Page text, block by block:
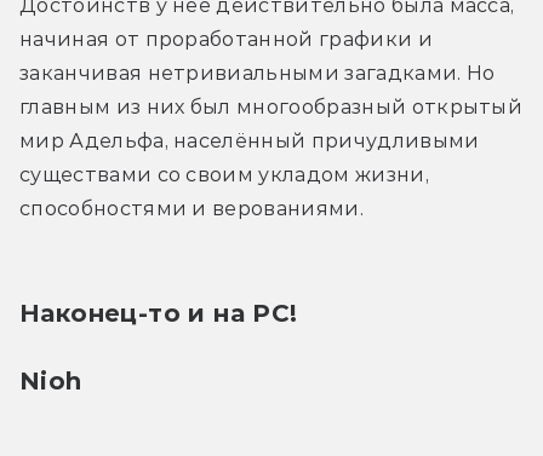
Достоинств у неё действительно была масса,
начиная от проработанной графики и
заканчивая нетривиальными загадками. Но
главным из них был многообразный открытый
мир Адельфа, населённый причудливыми
существами со своим укладом жизни,
способностями и верованиями.
Наконец-то и на PC!
Nioh